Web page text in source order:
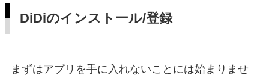
DiDiのインストール/登録
まずはアプリを手に入れないことには始まりませ